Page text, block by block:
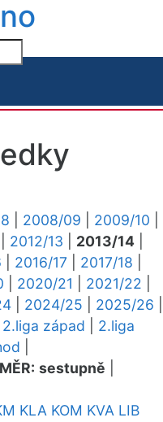
2008/09 2009/10
2012/13 2013/14
2016/17 2017/18
2020/21 2021/22
2024/25 2025/26
2.liga západ
2.liga
sestupně
KLA KOM KVA LIB